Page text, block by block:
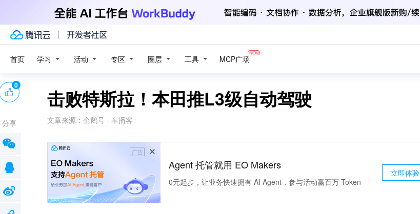
首页 学习 活动 专区 圈层 工具 MCP广场
击败特斯拉！本田推L3级自动驾驶
文章来源： 企鹅号 - 车播客
广告
Agent 托管就用 EO Makers
0元起步，让业务快速拥有 AI Agent，参与活动赢百万 Token
立即体验
0
分享